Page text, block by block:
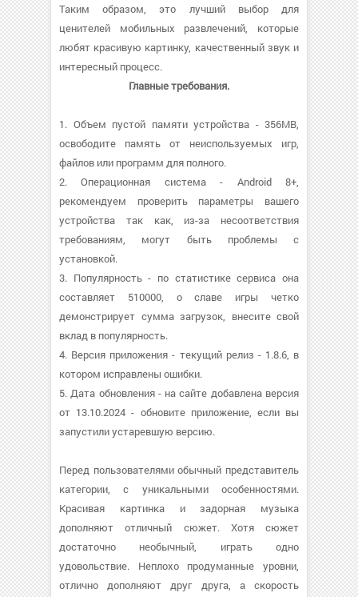
Таким образом, это лучший выбор для
ценителей мобильных развлечений, которые
любят красивую картинку, качественный звук и
интересный процесс.
Главные требования.
1. Объем пустой памяти устройства - 356MB,
освободите память от неиспользуемых игр,
файлов или программ для полного.
2. Операционная система - Android 8+,
рекомендуем проверить параметры вашего
устройства так как, из-за несоответствия
требованиям, могут быть проблемы с
установкой.
3. Популярность - по статистике сервиса она
составляет 510000, о cлаве игры четко
демонстрирует сумма загрузок, внесите свой
вклад в популярность.
4. Версия приложения - текущий релиз - 1.8.6, в
котором исправлены ошибки.
5. Дата обновления - на сайте добавлена версия
от 13.10.2024 - обновите приложение, если вы
запустили устаревшую версию.
Перед пользователями обычный представитель
категории, с уникальными особенностями.
Красивая картинка и задорная музыка
дополняют отличный сюжет. Хотя сюжет
достаточно необычный, играть одно
удовольствие. Неплохо продуманные уровни,
отлично дополняют друг друга, а скорость